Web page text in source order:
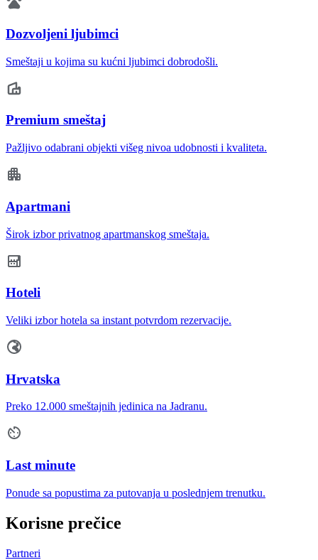
Dozvoljeni ljubimci
Smeštaji u kojima su kućni ljubimci dobrodošli.
Premium smeštaj
Pažljivo odabrani objekti višeg nivoa udobnosti i kvaliteta.
Apartmani
Širok izbor privatnog apartmanskog smeštaja.
Hoteli
Veliki izbor hotela sa instant potvrdom rezervacije.
Hrvatska
Preko 12.000 smeštajnih jedinica na Jadranu.
Last minute
Ponude sa popustima za putovanja u poslednjem trenutku.
Korisne prečice
Partneri